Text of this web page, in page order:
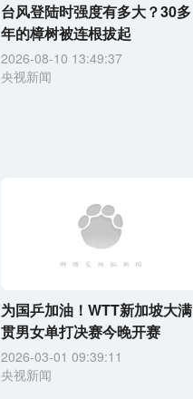
台风登陆时强度有多大？30多
年的樟树被连根拔起
2026-08-10 13:49:37
央视新闻
为国乒加油！WTT新加坡大满
贯男女单打决赛今晚开赛
2026-03-01 09:39:11
央视新闻